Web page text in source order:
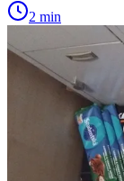
2 min